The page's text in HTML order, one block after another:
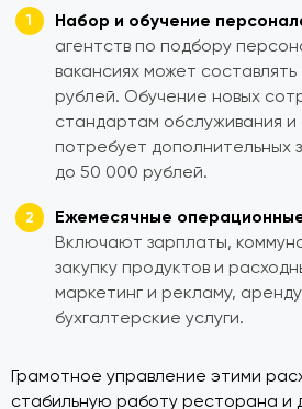
Набор и обучение
агентств по подбору
вакансиях может
рублей. Обучение новых
стандартам обслуживания
потребует дополнительных
до 50 000 рублей.
Ежемесячные
Включают зарплаты,
закупку продуктов и
маркетинг и рекламу,
бухгалтерские услуги.
Грамотное управление этими
стабильную работу ресторана и